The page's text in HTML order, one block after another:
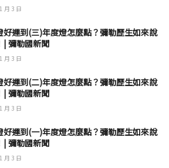
月 3 日
好運到(三)年度燈怎麼點？彌勒歷生如來說
| 彌勒國新聞
月 3 日
好運到(二)年度燈怎麼點？彌勒歷生如來說
| 彌勒國新聞
月 3 日
好運到(一)年度燈怎麼點？彌勒歷生如來說
| 彌勒國新聞
月 3 日